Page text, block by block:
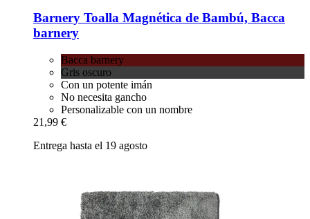
Barnery Toalla Magnética de Bambú, Bacca
barnery
Bacca barnery
Gris oscuro
Con un potente imán
No necesita gancho
Personalizable con un nombre
21,99 €
Entrega hasta el 19 agosto